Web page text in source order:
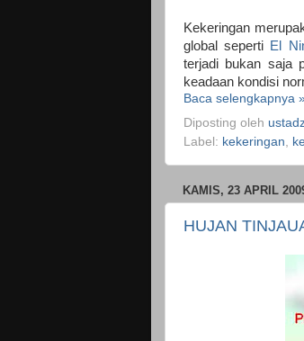
Kekeringan
global seperti El
terjadi bukan saja
keadaan kondisi
Baca selengkapnya
Diposting oleh
Label: kekeringan
KAMIS, 23 APRIL
HUJAN